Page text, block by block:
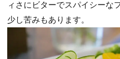
ィさにビターでスパイシーな
少し苦みもあります。